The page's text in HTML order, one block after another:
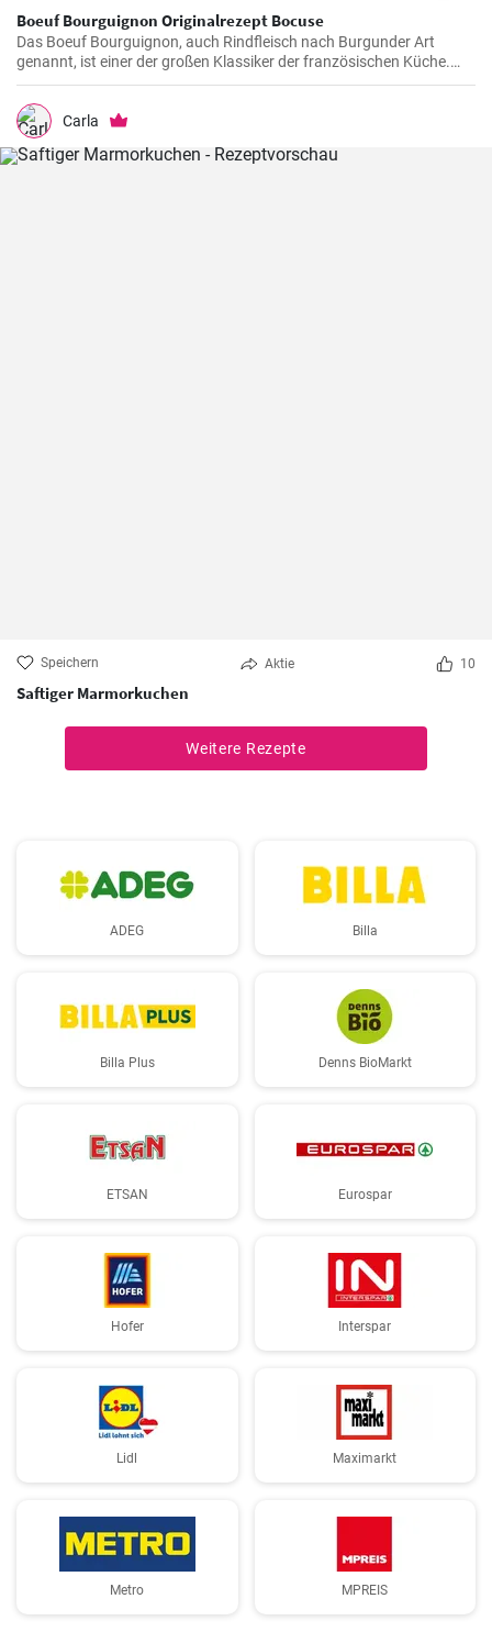
Boeuf Bourguignon Originalrezept Bocuse
Das Boeuf Bourguignon, auch Rindfleisch nach Burgunder Art
genannt, ist einer der großen Klassiker der französischen Küche.
Das Rezept stammt aus dem Burgund, der Heimat des berühmten
gleichnamigen Rotweins, wo das Rindfleisch langsam gegart wird.
Carla
Speichern Aktie 10
Saftiger Marmorkuchen
Weitere Rezepte
ADEG Billa
Billa Plus Denns BioMarkt
ETSAN Eurospar
Hofer Interspar
Lidl Maximarkt
Metro MPREIS